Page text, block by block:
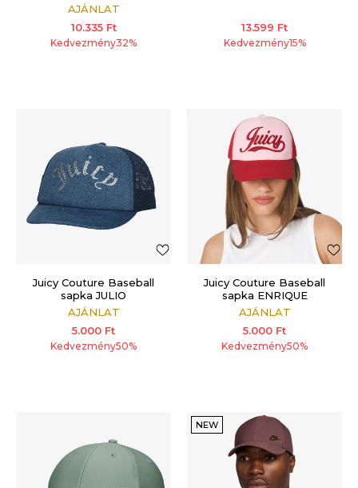
AJÁNLAT
10.335 Ft
Kedvezmény32%
13.599 Ft
Kedvezmény15%
Juicy Couture Baseball
sapka JULIO
AJÁNLAT
5.000 Ft
Kedvezmény50%
Juicy Couture Baseball
sapka ENRIQUE
AJÁNLAT
5.000 Ft
Kedvezmény50%
NEW